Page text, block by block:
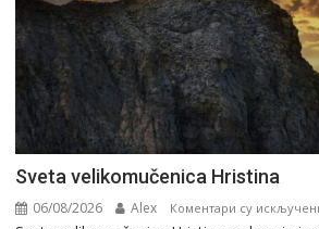
Svеta vеlikоmučеnica Hristina
06/08/2026 Alex Коментари су